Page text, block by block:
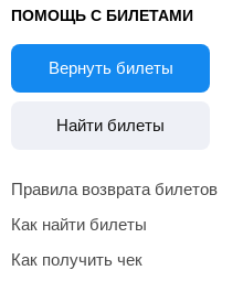
ПОМОЩЬ С БИЛЕТАМИ
Вернуть билеты
Найти билеты
Правила возврата билетов
Как найти билеты
Как получить чек